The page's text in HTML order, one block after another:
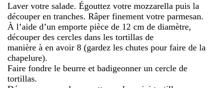
Laver votre salade. Égouttez votre mozzarella puis la
découper en tranches. Râper finement votre parmesan.
À l’aide d’un emporte pièce de 12 cm de diamètre,
découper des cercles dans les tortillas de
manière à en avoir 8 (gardez les chutes pour faire de la
chapelure).
Faire fondre le beurre et badigeonner un cercle de
tortillas.